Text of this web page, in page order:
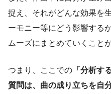
捉え、それがどんな効果を
ーモニー等にどう影響する
ムーズにまとめていくこと
つまり、ここでの 「分析す
質問は、曲の成り立ちを自